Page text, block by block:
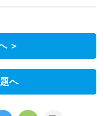
＞
へ